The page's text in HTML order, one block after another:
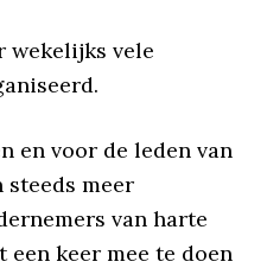
wekelijks vele
en voor de leden van
steeds meer
van harte
een keer mee te doen